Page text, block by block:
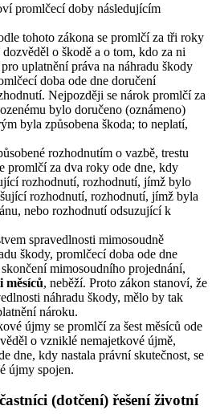
promlčecí doby následujícím
tohoto zákona se promlčí za tři roky
o škodě a o tom, kdo za ni
uplatnění práva na náhradu škody
doba ode dne doručení
Nejpozději se nárok promlčí za
bylo doručeno (oznámeno)
byla způsobena škoda; to neplatí,
rozhodnutím o vazbě, trestu
promlčí za dva roky ode dne, kdy
rozhodnutí, rozhodnutí, jímž bylo
rozhodnutí, rozhodnutí, jímž byla
nebo rozhodnutí odsuzující k
spravedlnosti mimosoudně
škody, promlčecí doba ode dne
mimosoudního projednání,
měsíců, neběží. Proto zákon stanoví, že
náhradu škody, mělo by tak
nároku.
újmy se promlčí za šest měsíců ode
o vzniklé nemajetkové újmě,
dne, kdy nastala právní skutečnost, se
újmy spojen.
(dotčení) řešení životní